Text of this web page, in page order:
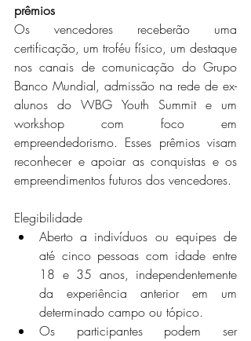
prêmios
Os vencedores receberão uma
certificação, um troféu físico, um destaque
nos canais de comunicação do Grupo
Banco Mundial, admissão na rede de ex-
alunos do WBG Youth Summit e um
workshop com foco em
empreendedorismo. Esses prêmios visam
reconhecer e apoiar as conquistas e os
empreendimentos futuros dos vencedores.
Elegibilidade
Aberto a indivíduos ou equipes de
até cinco pessoas com idade entre
18 e 35 anos, independentemente
da experiência anterior em um
determinado campo ou tópico.
Os participantes podem ser